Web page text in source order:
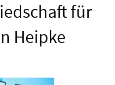
für
Heipke